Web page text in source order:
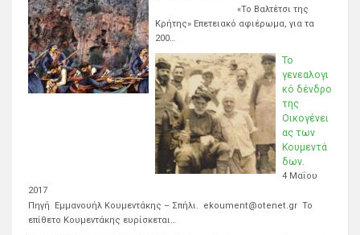
«Το Βαλτέτσι της
Κρήτης» Επετειακό αφιέρωμα, για τα
200…
Το
γενεαλογι
κό δένδρο
της
Οικογένει
ας των
Κουμεντά
δων.
4 Μαΐου
2017
Πηγή Εμμανουήλ Κουμεντάκης – Σπήλι. ekoument@otenet.gr Το
επίθετο Κουμεντάκης ευρίσκεται…